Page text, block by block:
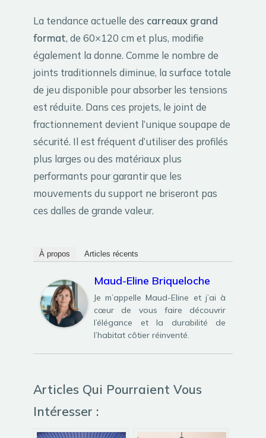
La tendance actuelle des carreaux grand
format, de 60×120 cm et plus, modifie
également la donne. Comme le nombre de
joints traditionnels diminue, la surface totale
de jeu disponible pour absorber les tensions
est réduite. Dans ces projets, le joint de
fractionnement devient l’unique soupape de
sécurité. Il est fréquent d’utiliser des profilés
plus larges ou des matériaux plus
performants pour garantir que les
mouvements du support ne briseront pas
ces dalles de grande valeur.
À propos Articles récents
Maud-Eline Briqueloche
Je m’appelle Maud-Eline et j’ai à
cœur de vous faire découvrir
l’élégance et la durabilité de
l’habitat côtier réinventé.
Articles Qui Pourraient Vous
Intéresser :